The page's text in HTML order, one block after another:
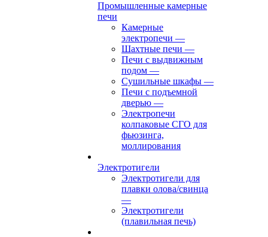
Промышленные камерные
печи
Камерные
электропечи —
Шахтные печи —
Печи с выдвижным
подом —
Сушильные шкафы —
Печи с подъемной
дверью —
Электропечи
колпаковые СГО для
фьюзинга,
моллирования
Электротигели
Электротигели для
плавки олова/свинца
—
Электротигели
(плавильная печь)